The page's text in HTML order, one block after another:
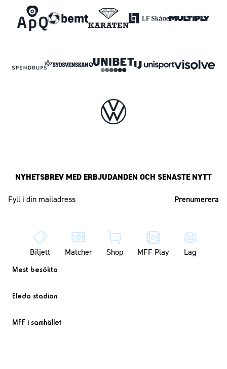
NYHETSBREV MED ERBJUDANDEN OCH SENASTE NYTT
Biljett Matcher Shop MFF Play Lag
Mest besökta
Eleda stadion
MFF i samhället